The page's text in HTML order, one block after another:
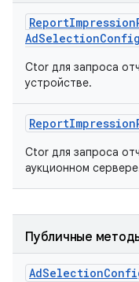
ReportImpression
AdSelectionConfig
Ctor для запроса
устройстве.
ReportImpression
Ctor для запроса
аукционном
Публичные
AdSelection